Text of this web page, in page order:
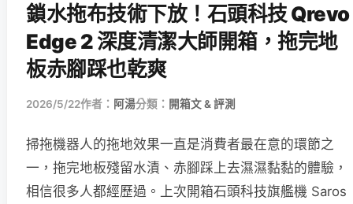
鎖水拖布技術下放！石頭科技 Qrevo
Edge 2 深度清潔大師開箱，拖完地
板赤腳踩也乾爽
2026/5/22作者： 阿湯分類： 開箱文 & 評測
掃拖機器人的拖地效果一直是消費者最在意的環節之
一，拖完地板殘留水漬、赤腳踩上去濕濕黏黏的體驗，
相信很多人都經歷過。上次開箱石頭科技旗艦機 Saros